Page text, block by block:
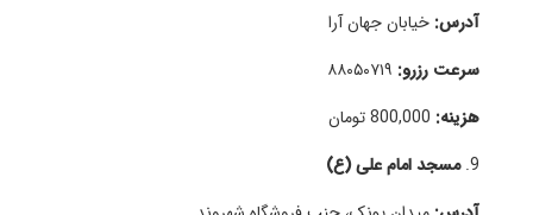
آدرس: خیابان جهان آرا
سرعت رزرو:
هزینه:
9. مسجد امام علی (ع)